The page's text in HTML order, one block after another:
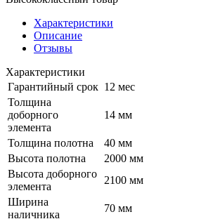
Характеристики
Описание
Отзывы
Характеристики
Гарантийный срок 12 мес
Толщина
доборного
элемента
14 мм
Толщина полотна
40 мм
Высота полотна
2000 мм
Высота доборного
элемента
2100 мм
Ширина
наличника
70 мм